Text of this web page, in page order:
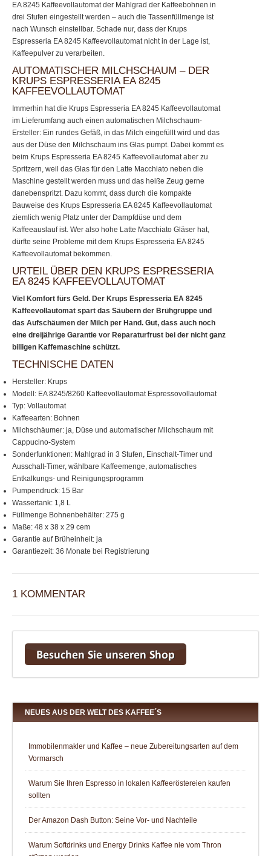
EA 8245 Kaffeevollautomat der Mahlgrad der Kaffeebohnen in
drei Stufen eingestellt werden – auch die Tassenfüllmenge ist
nach Wunsch einstellbar. Schade nur, dass der Krups
Espresseria EA 8245 Kaffeevollautomat nicht in der Lage ist,
Kaffeepulver zu verarbeiten.
AUTOMATISCHER MILCHSCHAUM – DER
KRUPS ESPRESSERIA EA 8245
KAFFEEVOLLAUTOMAT
Immerhin hat die Krups Espresseria EA 8245 Kaffeevollautomat
im Lieferumfang auch einen automatischen Milchschaum-
Ersteller: Ein rundes Gefäß, in das Milch eingefüllt wird und das
aus der Düse den Milchschaum ins Glas pumpt. Dabei kommt es
beim Krups Espresseria EA 8245 Kaffeevollautomat aber zu
Spritzern, weil das Glas für den Latte Macchiato neben die
Maschine gestellt werden muss und das heiße Zeug gerne
danebenspritzt. Dazu kommt, dass durch die kompakte
Bauweise des Krups Espresseria EA 8245 Kaffeevollautomat
ziemlich wenig Platz unter der Dampfdüse und dem
Kaffeeauslauf ist. Wer also hohe Latte Macchiato Gläser hat,
dürfte seine Probleme mit dem Krups Espresseria EA 8245
Kaffeevollautomat bekommen.
URTEIL ÜBER DEN KRUPS ESPRESSERIA
EA 8245 KAFFEEVOLLAUTOMAT
Viel Komfort fürs Geld. Der Krups Espresseria EA 8245
Kaffeevollautomat spart das Säubern der Brühgruppe und
das Aufschäumen der Milch per Hand. Gut, dass auch noch
eine dreijährige Garantie vor Reparaturfrust bei der nicht ganz
billigen Kaffemaschine schützt.
TECHNISCHE DATEN
Hersteller: Krups
Modell: EA 8245/8260 Kaffeevollautomat Espressovollautomat
Typ: Vollautomat
Kaffeearten: Bohnen
Milchschäumer: ja, Düse und automatischer Milchschaum mit
Cappucino-System
Sonderfunktionen: Mahlgrad in 3 Stufen, Einschalt-Timer und
Ausschalt-Timer, wählbare Kaffeemenge, automatisches
Entkalkungs- und Reinigungsprogramm
Pumpendruck: 15 Bar
Wassertank: 1,8 L
Füllmenge Bohnenbehälter: 275 g
Maße: 48 x 38 x 29 cem
Garantie auf Brüheinheit: ja
Garantiezeit: 36 Monate bei Registrierung
1 KOMMENTAR
NEUES AUS DER WELT DES KAFFEE´S
Immobilenmakler und Kaffee – neue Zubereitungsarten auf dem
Vormarsch
Warum Sie Ihren Espresso in lokalen Kaffeeröstereien kaufen
sollten
Der Amazon Dash Button: Seine Vor- und Nachteile
Warum Softdrinks und Energy Drinks Kaffee nie vom Thron